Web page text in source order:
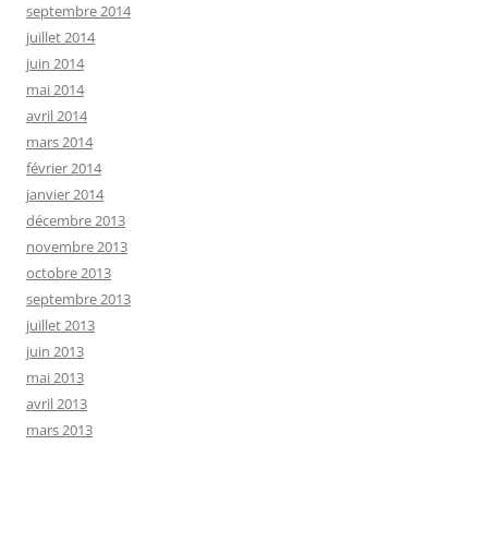
septembre 2014
juillet 2014
juin 2014
mai 2014
avril 2014
mars 2014
février 2014
janvier 2014
décembre 2013
novembre 2013
octobre 2013
septembre 2013
juillet 2013
juin 2013
mai 2013
avril 2013
mars 2013